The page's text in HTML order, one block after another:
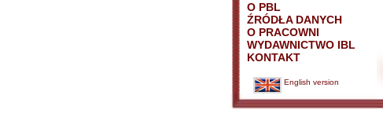
O PBL
ŹRÓDŁA DANYCH
O PRACOWNI
WYDAWNICTWO IBL
KONTAKT
English version